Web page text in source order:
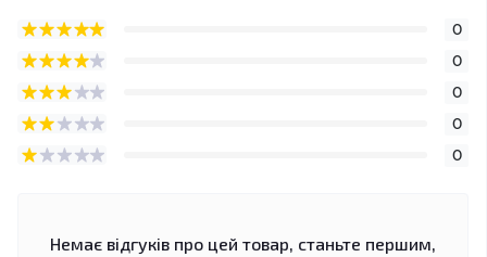
0
0
0
0
0
Немає відгуків про цей товар, станьте першим,